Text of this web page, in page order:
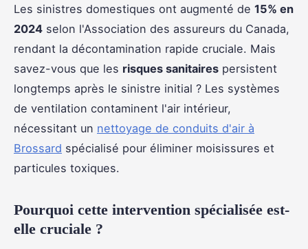
Les sinistres domestiques ont augmenté de 15% en
2024 selon l'Association des assureurs du Canada,
rendant la décontamination rapide cruciale. Mais
savez-vous que les risques sanitaires persistent
longtemps après le sinistre initial ? Les systèmes
de ventilation contaminent l'air intérieur,
nécessitant un nettoyage de conduits d'air à
Brossard spécialisé pour éliminer moisissures et
particules toxiques.
Pourquoi cette intervention spécialisée est-
elle cruciale ?